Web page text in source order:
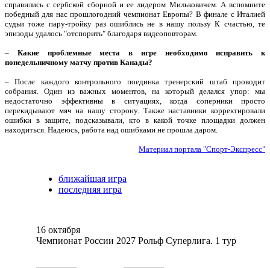
справились с сербской сборной и ее лидером Мильковичем. А вспомните
победный для нас прошлогодний чемпионат Европы? В финале с Италией
судьи тоже пару-тройку раз ошиблись не в нашу пользу К счастью, те
эпизоды удалось "отспорить" благодаря видеоповторам.
– Какие проблемные места в игре необходимо исправить к
понедельничному матчу против Канады?
– После каждого контрольного поединка тренерский штаб проводит
собрания. Один из важных моментов, на который делался упор: мы
недостаточно эффективны в ситуациях, когда соперники просто
перекидывают мяч на нашу сторону. Также наставники корректировали
ошибки в защите, подсказывали, кто в какой точке площадки должен
находиться. Надеюсь, работа над ошибками не прошла даром.
Материал портала "Спорт-Экспресс"
ближайшая игра
последняя игра
16 октября
Чемпионат России 2027 Рольф Суперлига. 1 тур